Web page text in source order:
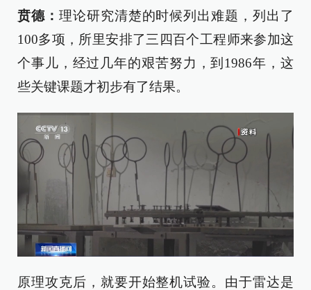
贲德： 理论研究清楚的时候列出难题，列出了
100多项，所里安排了三四百个工程师来参加这
个事儿，经过几年的艰苦努力，到1986年，这
些关键课题才初步有了结果。
原理攻克后，就要开始整机试验。由于雷达是